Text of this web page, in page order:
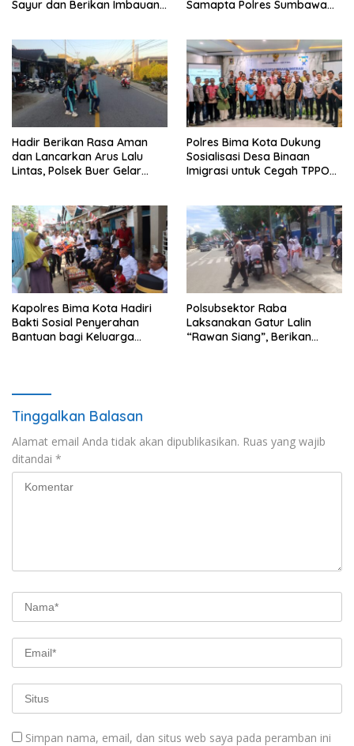
Sayur dan Berikan Imbauan
Samapta Polres Sumbawa
Hadir Berikan Rasa Aman
dan Lancarkan Arus Lalu
Lintas, Polsek Buer Gelar
Polres Bima Kota Dukung
Sosialisasi Desa Binaan
Imigrasi untuk Cegah TPPO
Kapolres Bima Kota Hadiri
Bakti Sosial Penyerahan
Bantuan bagi Keluarga
Polsubsektor Raba
Laksanakan Gatur Lalin
“Rawan Siang”, Berikan
Tinggalkan Balasan
Alamat email Anda tidak akan dipublikasikan. Ruas yang wajib
ditandai *
Simpan nama, email, dan situs web saya pada peramban ini